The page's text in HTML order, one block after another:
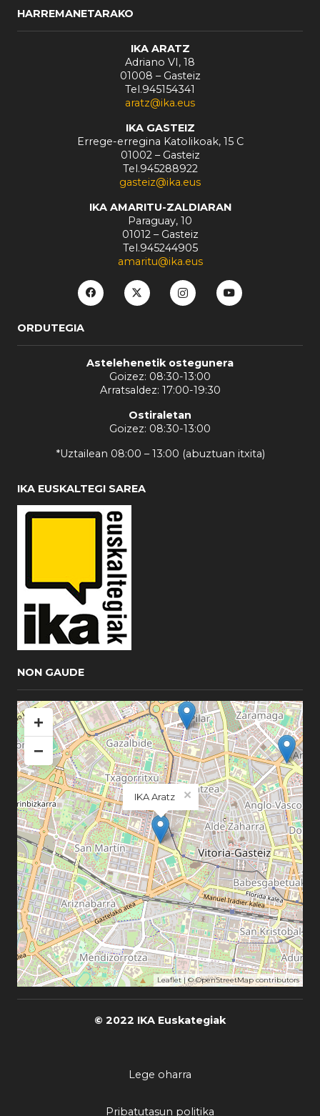
HARREMANETARAKO
IKA ARATZ
Adriano VI, 18
01008 – Gasteiz
Tel.945154341
aratz@ika.eus
IKA GASTEIZ
Errege-erregina Katolikoak, 15 C
01002 – Gasteiz
Tel.945288922
gasteiz@ika.eus
IKA AMARITU-ZALDIARAN
Paraguay, 10
01012 – Gasteiz
Tel.945244905
amaritu@ika.eus
ORDUTEGIA
Astelehenetik ostegunera
Goizez: 08:30-13:00
Arratsaldez: 17:00-19:30
Ostiraletan
Goizez: 08:30-13:00
*Uztailean 08:00 – 13:00 (abuztuan itxita)
IKA EUSKALTEGI SAREA
NON GAUDE
IKA Aratz ×
+
−
Leaflet | ©OpenStreetMapcontributors
© 2022 IKA Euskategiak
Lege oharra
Pribatutasun politika